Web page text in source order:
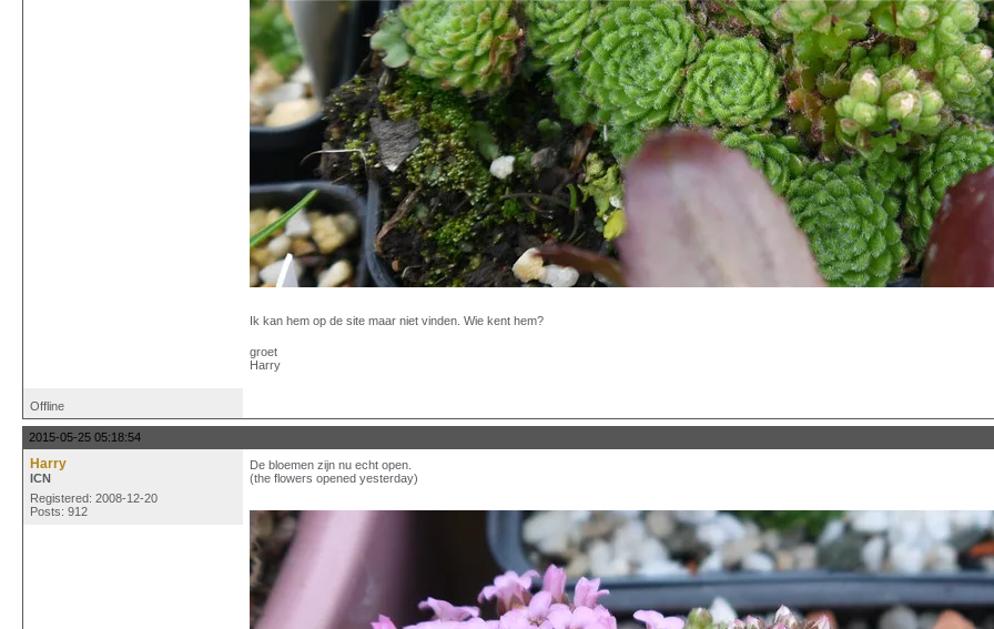
Ik kan hem op de site maar niet vinden. Wie kent hem?
groet
Harry
Offline
2015-05-25 05:18:54
Harry
ICN
Registered: 2008-12-20
Posts: 912
De bloemen zijn nu echt open.
(the flowers opened yesterday)